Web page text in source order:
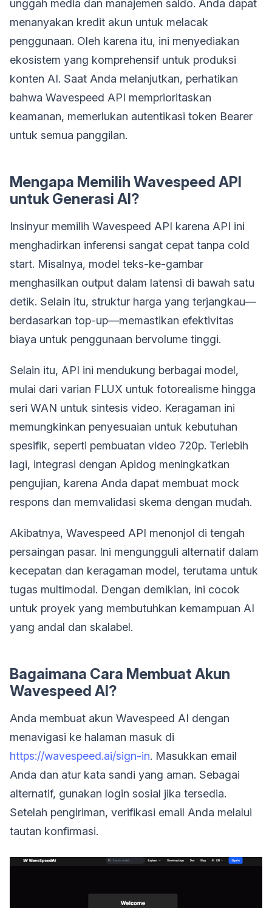
unggah media dan manajemen saldo. Anda dapat
menanyakan kredit akun untuk melacak
penggunaan. Oleh karena itu, ini menyediakan
ekosistem yang komprehensif untuk produksi
konten AI. Saat Anda melanjutkan, perhatikan
bahwa Wavespeed API memprioritaskan
keamanan, memerlukan autentikasi token Bearer
untuk semua panggilan.
Mengapa Memilih Wavespeed API
untuk Generasi AI?
Insinyur memilih Wavespeed API karena API ini
menghadirkan inferensi sangat cepat tanpa cold
start. Misalnya, model teks-ke-gambar
menghasilkan output dalam latensi di bawah satu
detik. Selain itu, struktur harga yang terjangkau—
berdasarkan top-up—memastikan efektivitas
biaya untuk penggunaan bervolume tinggi.
Selain itu, API ini mendukung berbagai model,
mulai dari varian FLUX untuk fotorealisme hingga
seri WAN untuk sintesis video. Keragaman ini
memungkinkan penyesuaian untuk kebutuhan
spesifik, seperti pembuatan video 720p. Terlebih
lagi, integrasi dengan Apidog meningkatkan
pengujian, karena Anda dapat membuat mock
respons dan memvalidasi skema dengan mudah.
Akibatnya, Wavespeed API menonjol di tengah
persaingan pasar. Ini mengungguli alternatif dalam
kecepatan dan keragaman model, terutama untuk
tugas multimodal. Dengan demikian, ini cocok
untuk proyek yang membutuhkan kemampuan AI
yang andal dan skalabel.
Bagaimana Cara Membuat Akun
Wavespeed AI?
Anda membuat akun Wavespeed AI dengan
menavigasi ke halaman masuk di
https://wavespeed.ai/sign-in. Masukkan email
Anda dan atur kata sandi yang aman. Sebagai
alternatif, gunakan login sosial jika tersedia.
Setelah pengiriman, verifikasi email Anda melalui
tautan konfirmasi.